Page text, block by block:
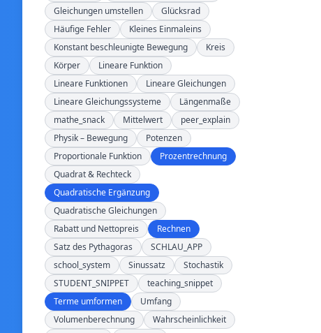
Gleichungen umstellen
Glücksrad
Häufige Fehler
Kleines Einmaleins
Konstant beschleunigte Bewegung
Kreis
Körper
Lineare Funktion
Lineare Funktionen
Lineare Gleichungen
Lineare Gleichungssysteme
Längenmaße
mathe_snack
Mittelwert
peer_explain
Physik – Bewegung
Potenzen
Proportionale Funktion
Prozentrechnung
Quadrat & Rechteck
Quadratische Ergänzung
Quadratische Gleichungen
Rabatt und Nettopreis
Rechnen
Satz des Pythagoras
SCHLAU_APP
school_system
Sinussatz
Stochastik
STUDENT_SNIPPET
teaching_snippet
Terme umformen
Umfang
Volumenberechnung
Wahrscheinlichkeit